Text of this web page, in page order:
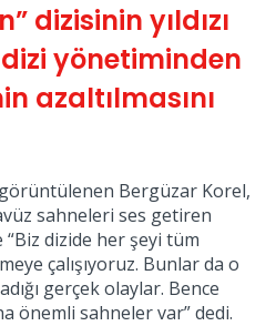
dizisinin yıldızı
yönetiminden
azaltılmasını
Bergüzar Korel,
sahneleri ses getiren
dizide her şeyi tüm
çalışıyoruz. Bunlar da o
gerçek olaylar. Bence
önemli sahneler var” dedi.